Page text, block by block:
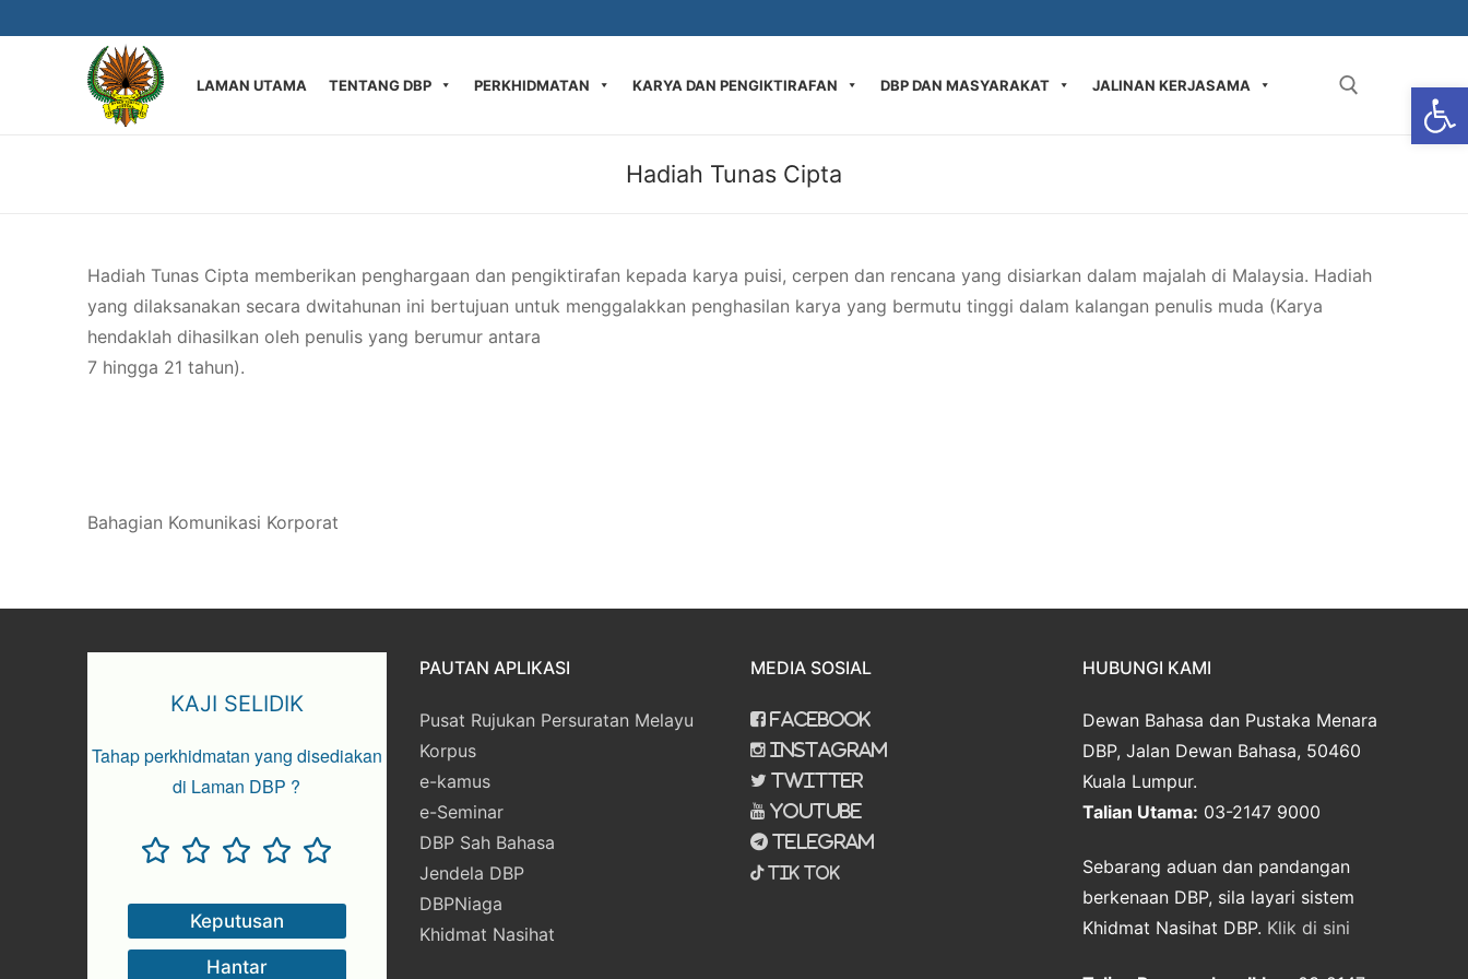
kandungan
LAMAN UTAMA TENTANG DBP PERKHIDMATAN KARYA DAN PENGIKTIRAFAN DBP DAN MASYARAKAT JALINAN KERJASAMA
Hadiah Tunas Cipta
Hadiah Tunas Cipta memberikan penghargaan dan pengiktirafan kepada karya puisi, cerpen dan rencana yang disiarkan dalam majalah di Malaysia. Hadiah
yang dilaksanakan secara dwitahunan ini bertujuan untuk menggalakkan penghasilan karya yang bermutu tinggi dalam kalangan penulis muda (Karya
hendaklah dihasilkan oleh penulis yang berumur antara
7 hingga 21 tahun).
Bahagian Komunikasi Korporat
KAJI SELIDIK
Tahap perkhidmatan yang disediakan
di Laman DBP ?
PAUTAN APLIKASI
Pusat Rujukan Persuratan Melayu
Korpus
e-kamus
e-Seminar
DBP Sah Bahasa
Jendela DBP
DBPNiaga
Khidmat Nasihat
MEDIA SOSIAL
Facebook
Instagram
Twitter
Youtube
Telegram
Tik Tok
HUBUNGI KAMI
Dewan Bahasa dan Pustaka Menara
DBP, Jalan Dewan Bahasa, 50460
Kuala Lumpur.
Talian Utama: 03-2147 9000
Sebarang aduan dan pandangan
berkenaan DBP, sila layari sistem
Khidmat Nasihat DBP. Klik di sini